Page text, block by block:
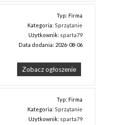
Typ: Firma
Kategoria: Sprzątanie
Użytkownik: sparta79
Data dodania: 2026-08-06
Zobacz ogłoszenie
Typ: Firma
Kategoria: Sprzątanie
Użytkownik: sparta79